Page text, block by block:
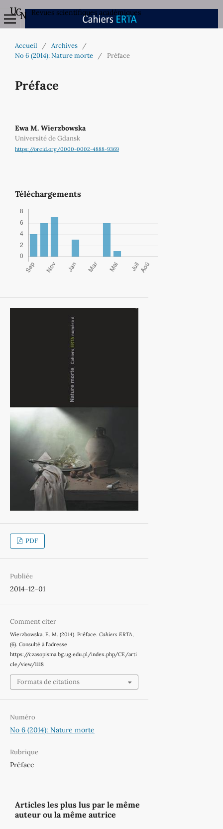
Revues scientifiques académiques
Accueil / Archives
/
No 6 (2014): Nature morte
/ Préface
Préface
Ewa M. Wierzbowska
Université de Gdansk
https://orcid.org/0000-0002-4888-9369
Téléchargements
PDF
Publiée
2014-12-01
Comment citer
Wierzbowska, E. M. (2014). Préface. Cahiers ERTA,
(6). Consulté à l’adresse
https://czasopisma.bg.ug.edu.pl/index.php/CE/arti
cle/view/1118
Formats de citations
Numéro
No 6 (2014): Nature morte
Rubrique
Préface
Articles les plus lus par le même
auteur ou la même autrice